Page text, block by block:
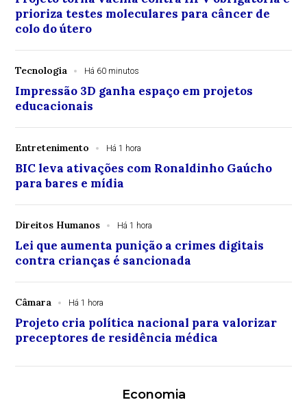
prioriza testes moleculares para câncer de
colo do útero
Tecnologia Há 60 minutos
Impressão 3D ganha espaço em projetos
educacionais
Entretenimento Há 1 hora
BIC leva ativações com Ronaldinho Gaúcho
para bares e mídia
Direitos Humanos Há 1 hora
Lei que aumenta punição a crimes digitais
contra crianças é sancionada
Câmara Há 1 hora
Projeto cria política nacional para valorizar
preceptores de residência médica
Economia